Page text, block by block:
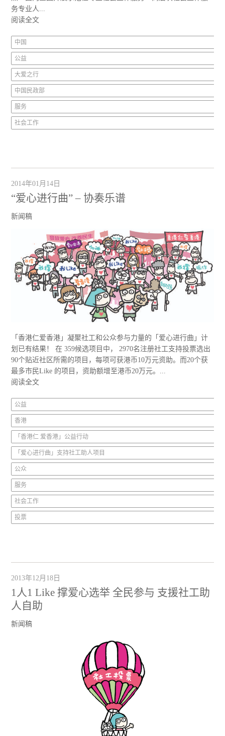
务专业人...
阅读全文
中国
公益
大爱之行
中国民政部
服务
社会工作
2014年01月14日
“爱心进行曲” – 协奏乐谱
新闻稿
「香港仁爱香港」凝聚社工和公众参与力量的「爱心进行曲」计
划已有结果！ 在 359候选项目中， 2970名注册社工支持投票选出
90个贴近社区所需的项目，每项可获港币10万元资助。而20个获
最多市民Like 的项目，资助额增至港币20万元。...
阅读全文
公益
香港
「香港仁 爱香港」公益行动
「爱心进行曲」支持社工助人项目
公众
服务
社会工作
投票
2013年12月18日
1人1 Like 撑爱心选举 全民参与 支援社工助
人自助
新闻稿